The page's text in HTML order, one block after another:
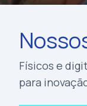
Físicos e
para